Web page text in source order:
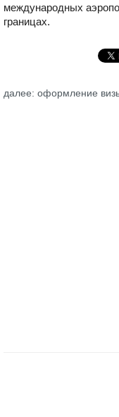
международных
границах.
далее: оформление